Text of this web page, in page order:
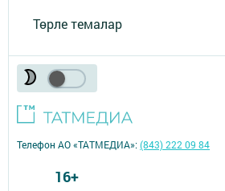
Төрле темалар
Телефон АО «ТАТМЕДИА»:(843) 222 09 84
16+